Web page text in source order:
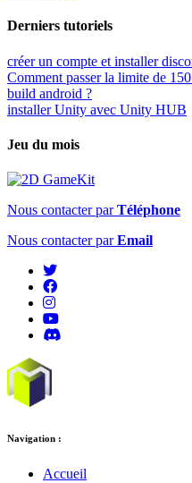
Derniers tutoriels
créer un compte et installer
Comment passer la limite de
build android ?
installer Unity avec Unity HUB
Jeu du mois
Nous contacter parTéléphone
Nous contacter parEmail
Navigation :
Accueil